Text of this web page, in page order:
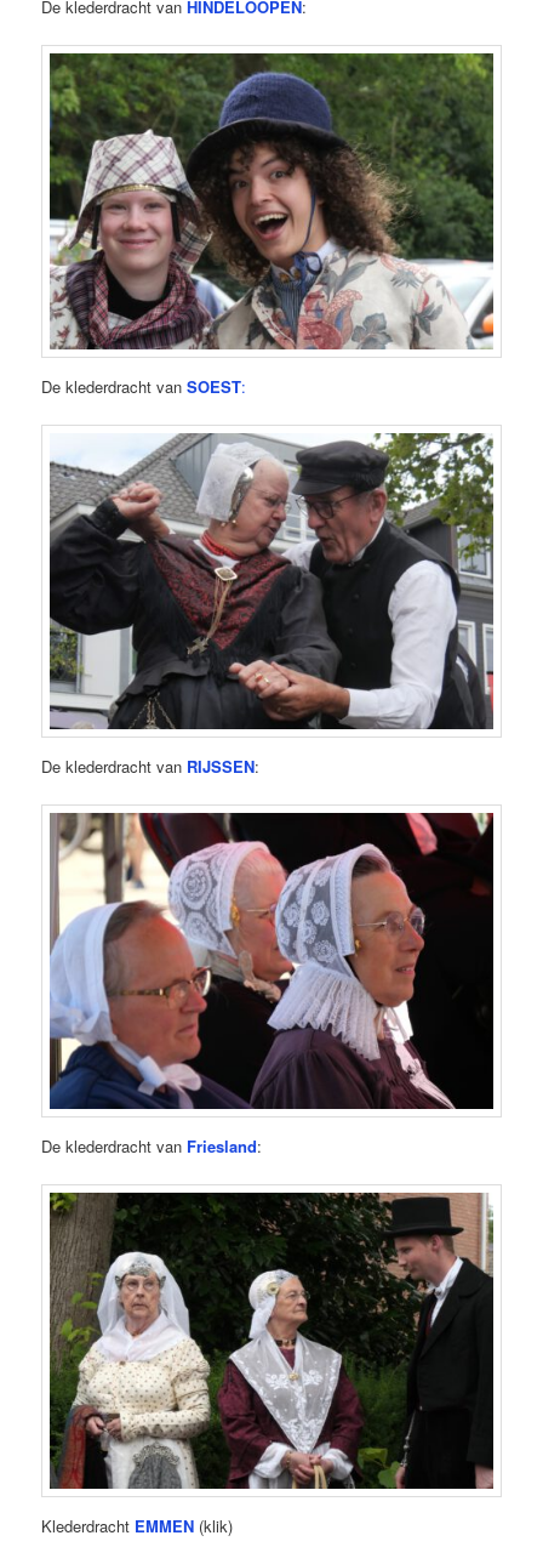
De klederdracht vanHINDELOOPEN:
De klederdracht vanSOEST:
De klederdracht van RIJSSEN:
De klederdracht van Friesland:
Klederdracht EMMEN (klik)